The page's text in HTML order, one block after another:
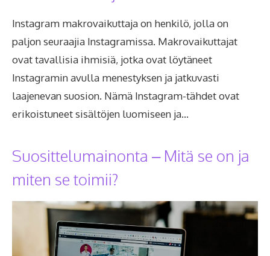
Instagram makrovaikuttaja on henkilö, jolla on
paljon seuraajia Instagramissa. Makrovaikuttajat
ovat tavallisia ihmisiä, jotka ovat löytäneet
Instagramin avulla menestyksen ja jatkuvasti
laajenevan suosion. Nämä Instagram-tähdet ovat
erikoistuneet sisältöjen luomiseen ja…
Suosittelumainonta – Mitä se on ja
miten se toimii?